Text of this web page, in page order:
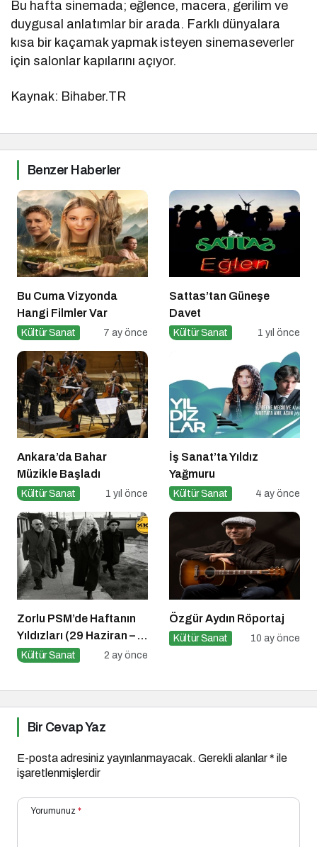
Bu hafta sinemada; eğlence, macera, gerilim ve
duygusal anlatımlar bir arada. Farklı dünyalara
kısa bir kaçamak yapmak isteyen sinemaseverler
için salonlar kapılarını açıyor.
Kaynak: Bihaber.TR
Benzer Haberler
Bu Cuma Vizyonda
Hangi Filmler Var
Kültür Sanat 7 ay önce
Sattas’tan Güneşe
Davet
Kültür Sanat 1 yıl önce
Ankara’da Bahar
Müzikle Başladı
Kültür Sanat 1 yıl önce
İş Sanat’ta Yıldız
Yağmuru
Kültür Sanat 4 ay önce
Zorlu PSM’de Haftanın
Yıldızları (29 Haziran – 5
Temmuz)
Kültür Sanat 2 ay önce
Özgür Aydın Röportaj
Kültür Sanat 10 ay önce
Bir Cevap Yaz
E-posta adresiniz yayınlanmayacak. Gerekli alanlar* ile
işaretlenmişlerdir
Yorumunuz *